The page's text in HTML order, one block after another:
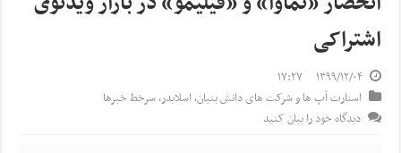
اشتراکی
۱۳۹۹/۱۲/۰۴
۱۷:۲۷
استارت آپ ها و شرکت های دانش بنیان,اسلایدر,سرخط خبرها
دیدگاه خود را بیان کنید